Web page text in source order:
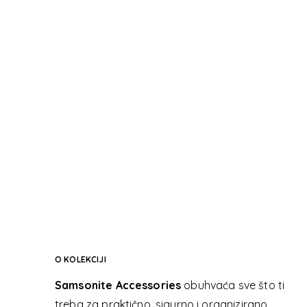
O KOLEKCIJI
Samsonite Accessories obuhvaća sve što ti
treba za praktično, sigurno i organizirano